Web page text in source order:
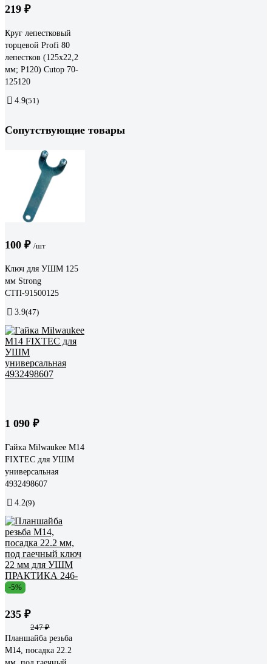
219 ₽
Круг лепестковый
торцевой Profi 80
лепестков (125х22,2
мм; Р120) Cutop 70-
125120
4.9(51)
Сопутствующие товары
100 ₽ /шт
Ключ для УШМ 125
мм Strong
СТП-91500125
3.9(47)
1 090 ₽
Гайка Milwaukee M14
FIXTEC для УШМ
универсальная
4932498607
4.2(9)
-5%
235 ₽
247 ₽
Планшайба резьба
М14, посадка 22.2